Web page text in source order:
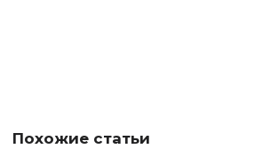
Похожие статьи